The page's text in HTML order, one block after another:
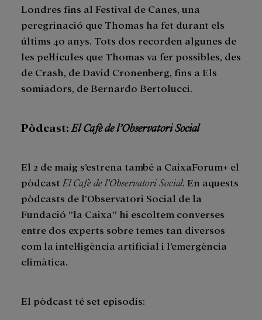
Londres fins al Festival de Canes, una
peregrinació que Thomas ha fet durant els
últims 40 anys. Tots dos recorden algunes de
les pel·lícules que Thomas va fer possibles, des
de Crash, de David Cronenberg, fins a Els
somiadors, de Bernardo Bertolucci.
Pòdcast: El Cafè de l’Observatori Social
El 2 de maig s’estrena també a CaixaForum+ el
pòdcast El Cafè de l’Observatori Social. En aquests
pòdcasts de l’Observatori Social de la
Fundació ”la Caixa” hi escoltem converses
entre dos experts sobre temes tan diversos
com la intel·ligència artificial i l’emergència
climàtica.
El pòdcast té set episodis: